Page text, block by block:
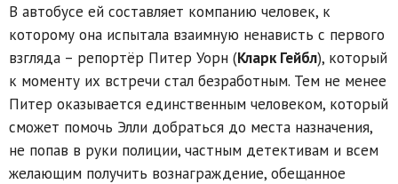
В автобусе ей составляет компанию человек, к
которому она испытала взаимную ненависть с первого
взгляда – репортёр Питер Уорн (Кларк Гейбл), который
к моменту их встречи стал безработным. Тем не менее
Питер оказывается единственным человеком, который
сможет помочь Элли добраться до места назначения,
не попав в руки полиции, частным детективам и всем
желающим получить вознаграждение, обещанное